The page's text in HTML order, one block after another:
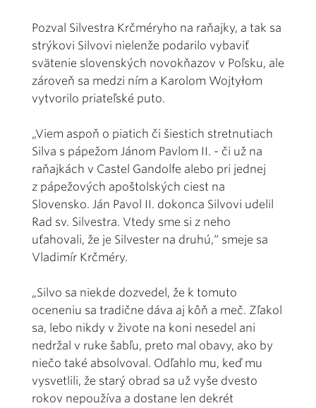
Pozval Silvestra Krčméryho na raňajky, a tak sa
strýkovi Silvovi nielenže podarilo vybaviť
svätenie slovenských novokňazov v Poľsku, ale
zároveň sa medzi ním a Karolom Wojtyłom
vytvorilo priateľské puto.
„Viem aspoň o piatich či šiestich stretnutiach
Silva s pápežom Jánom Pavlom II. - či už na
raňajkách v Castel Gandolfe alebo pri jednej
z pápežových apoštolských ciest na
Slovensko. Ján Pavol II. dokonca Silvovi udelil
Rad sv. Silvestra. Vtedy sme si z neho
uťahovali, že je Silvester na druhú,“ smeje sa
Vladimír Krčméry.
„Silvo sa niekde dozvedel, že k tomuto
oceneniu sa tradične dáva aj kôň a meč. Zľakol
sa, lebo nikdy v živote na koni nesedel ani
nedržal v ruke šabľu, preto mal obavy, ako by
niečo také absolvoval. Odľahlo mu, keď mu
vysvetlili, že starý obrad sa už vyše dvesto
rokov nepoužíva a dostane len dekrét